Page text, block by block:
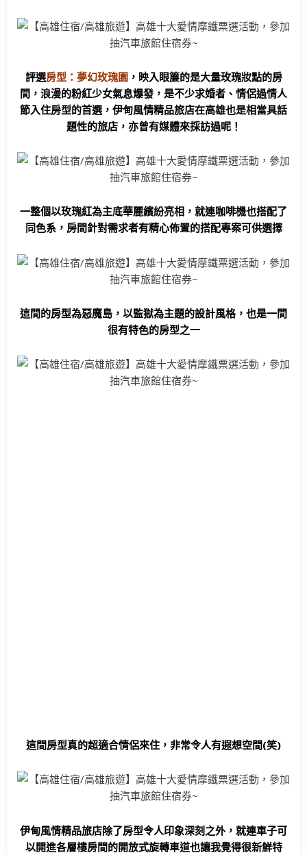
評選房型：夢幻玫瑰園，映入眼簾的是大量玫瑰妝點的房
間，浪漫的粉紅少女氣息爆發，是不少求婚者、情侶過情人
節入住房型的首選，伊甸風情精品旅店在高雄也是相當具話
題性的旅店，亦曾有媒體來採訪過呢！
一整個以玫瑰紅為主底華麗繽紛亮相，就連咖啡機也搭配了
同色系，房間針對需求者有精心佈置的搭配專案可供選擇
這間的房型為惡魔島，以監獄為主題的設計風格，也是一間
很有特色的房型之一
這間房型真的超適合情侶來住，非常令人有遐想空間(笑)
伊甸風情精品旅店除了房型令人印象深刻之外，就連車子可
以開進各層樓房間的開放式旋轉車道也讓我覺得很新鮮特